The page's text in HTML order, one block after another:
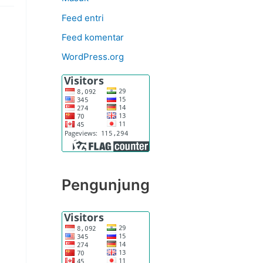
Feed entri
Feed komentar
WordPress.org
Pengunjung